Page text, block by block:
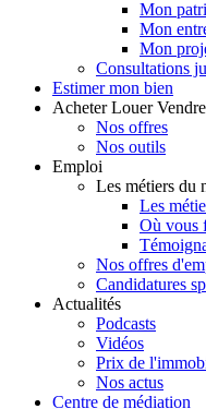
Mon
Mon
Mon
Consultations
Estimer mon bien
Acheter Louer Vendre
Nos offres
Nos outils
Emploi
Les métiers du
Les
Où vous
Nos offres
Candidatures
Actualités
Podcasts
Vidéos
Prix de
Nos actus
Centre de médiation